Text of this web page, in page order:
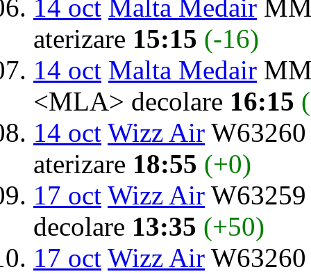
14 oct Malta Medair
aterizare 15:15 (-16)
14 oct Malta Medair
<MLA> decolare 16:15
14 oct Wizz Air
aterizare 18:55 (+0)
17 oct Wizz Air
decolare 13:35 (+50)
17 oct Wizz Air